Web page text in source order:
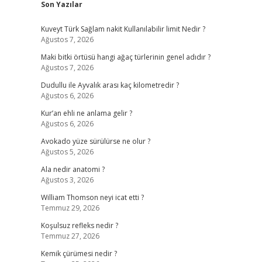
Son Yazılar
Kuveyt Türk Sağlam nakit Kullanılabilir limit Nedir ?
Ağustos 7, 2026
Maki bitki örtüsü hangi ağaç türlerinin genel adıdır ?
Ağustos 7, 2026
Dudullu ile Ayvalık arası kaç kilometredir ?
Ağustos 6, 2026
Kur’an ehli ne anlama gelir ?
Ağustos 6, 2026
Avokado yüze sürülürse ne olur ?
Ağustos 5, 2026
Ala nedir anatomi ?
Ağustos 3, 2026
William Thomson neyi icat etti ?
Temmuz 29, 2026
Koşulsuz refleks nedir ?
Temmuz 27, 2026
Kemik çürümesi nedir ?